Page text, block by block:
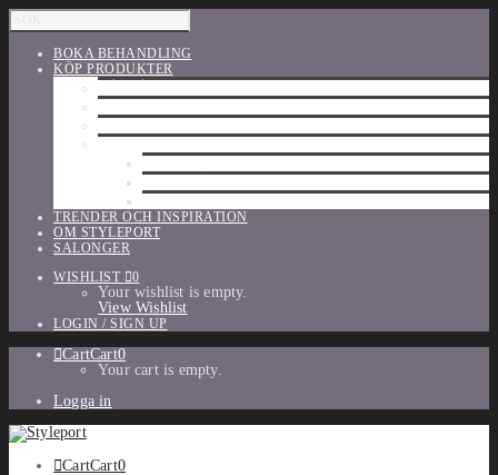
BOKA BEHANDLING
KÖP PRODUKTER
TRENDER OCH INSPIRATION
OM STYLEPORT
SALONGER
WISHLIST
0
Your wishlist is empty.
View Wishlist
LOGIN / SIGN UP
CartCart0
Your cart is empty.
Logga in
CartCart0